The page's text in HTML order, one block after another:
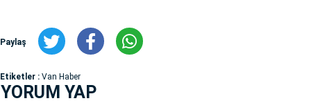
Paylaş
Etiketler : Van Haber
YORUM YAP